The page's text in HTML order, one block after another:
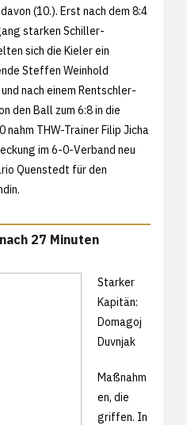
(10.). Erst nach dem 8:4
starken Schiller-
sich die Kieler ein
Steffen Weinhold
nach einem Rentschler-
den Ball zum 6:8 in die
nahm THW-Trainer Filip Jicha
im 6-0-Verband neu
Quenstedt für den
27 Minuten
Starker
Kapitän:
Domagoj
Duvnjak
Maßnahm
en, die
griffen. In